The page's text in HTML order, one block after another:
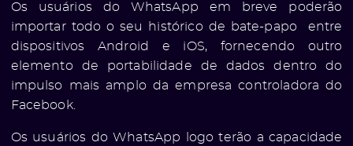
Os usuários do WhatsApp em breve poderão
importar todo o seu histórico de bate-papo entre
dispositivos Android e iOS, fornecendo outro
elemento de portabilidade de dados dentro do
impulso mais amplo da empresa controladora do
Facebook.
Os usuários do WhatsApp logo terão a capacidade